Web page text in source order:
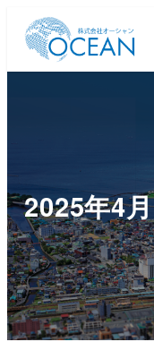
2025年4月